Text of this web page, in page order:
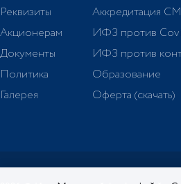
Реквизиты
Акционерам
Документы
Политика
Галерея
Аккредитация
ИФЗ против
ИФЗ против
Образование
Оферта (скачать)